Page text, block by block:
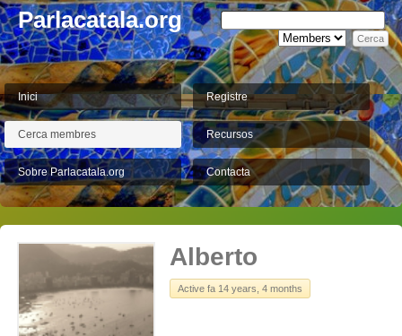
Parlacatala.org
Inici Registre
Cerca membres Recursos
Sobre Parlacatala.org Contacta
Alberto
Active fa 14 years, 4 months